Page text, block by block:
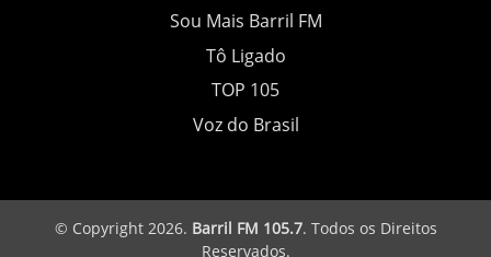
Sou Mais Barril FM
Tô Ligado
TOP 105
Voz do Brasil
© Copyright 2026. Barril FM 105.7. Todos os Direitos
Reservados.